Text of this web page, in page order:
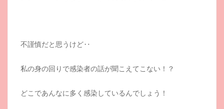
不謹慎だと思うけど‥
私の身の回りで感染者の話が聞こえてこない！？
どこであんなに多く感染しているんでしょう！